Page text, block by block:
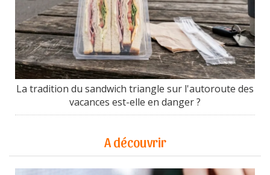
La tradition du sandwich triangle sur l'autoroute des
vacances est-elle en danger ?
A découvrir